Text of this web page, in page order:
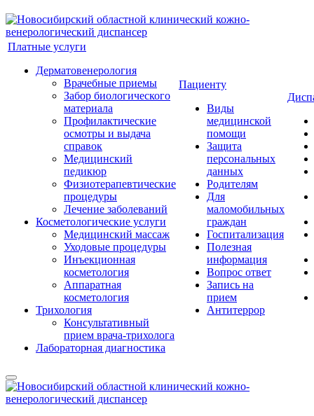
Платные услуги
Дерматовенерология
Врачебные приемы
Забор биологического
материала
Профилактические
осмотры и выдача
справок
Медицинский
педикюр
Физиотерапевтические
процедуры
Лечение заболеваний
Косметологические услуги
Медицинский массаж
Уходовые процедуры
Инъекционная
косметология
Аппаратная
косметология
Трихология
Консультативный
прием врача-трихолога
Лабораторная диагностика
Пациенту
Виды
медицинской
помощи
Защита
персональных
данных
Родителям
Для
маломобильных
граждан
Госпитализация
Полезная
информация
Вопрос ответ
Запись на
прием
Антитеррор